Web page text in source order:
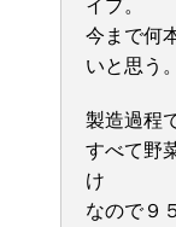
イプ。
今まで何
いと思う。
製造過程
すべて野
け
なので９